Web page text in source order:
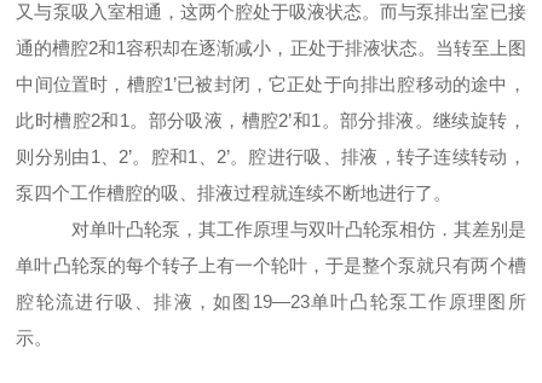
又与泵吸入室相通，这两个腔处于吸液状态。而与泵排出室已接
通的槽腔2和1容积却在逐渐减小，正处于排液状态。当转至上图
中间位置时， 槽腔1’已被封闭，它正处于向排出腔移动的途中，
此时槽腔2和1。部分吸液，槽腔2’和1。部分排液。继续旋转，
则分别由1、2’。腔和1、2’。腔进行吸、排液，转子连续转动，
泵四个工作槽腔的吸、排液过程就连续不断地进行了。
对单叶凸轮泵，其工作原理与双叶凸轮泵相仿．其差别是
单叶凸轮泵的每个转子上有一个轮叶，于是整个泵就只有两个槽
腔轮流进行吸、排液，如图 19—23单叶凸轮泵工作原理图所
示。